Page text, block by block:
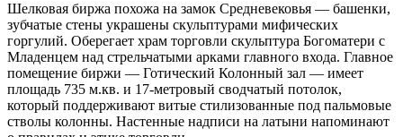
Шелковая биржа похожа на замок Средневековья — башенки,
зубчатые стены украшены скульптурами мифических
горгулий. Оберегает храм торговли скульптура Богоматери с
Младенцем над стрельчатыми арками главного входа. Главное
помещение биржи — Готический Колонный зал — имеет
площадь 735 м.кв. и 17-метровый сводчатый потолок,
который поддерживают витые стилизованные под пальмовые
стволы колонны. Настенные надписи на латыни напоминают